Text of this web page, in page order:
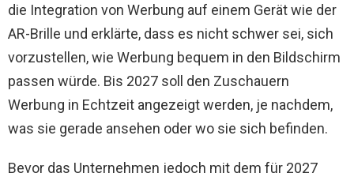
die Integration von Werbung auf einem Gerät wie der
AR-Brille und erklärte, dass es nicht schwer sei, sich
vorzustellen, wie Werbung bequem in den Bildschirm
passen würde. Bis 2027 soll den Zuschauern
Werbung in Echtzeit angezeigt werden, je nachdem,
was sie gerade ansehen oder wo sie sich befinden.
Bevor das Unternehmen jedoch mit dem für 2027